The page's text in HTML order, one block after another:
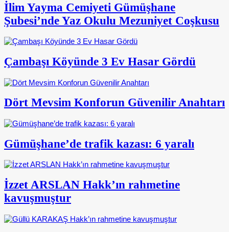
İlim Yayma Cemiyeti Gümüşhane
Şubesi’nde Yaz Okulu Mezuniyet Coşkusu
Çambaşı Köyünde 3 Ev Hasar Gördü
Dört Mevsim Konforun Güvenilir Anahtarı
Gümüşhane’de trafik kazası: 6 yaralı
İzzet ARSLAN Hakk’ın rahmetine
kavuşmuştur